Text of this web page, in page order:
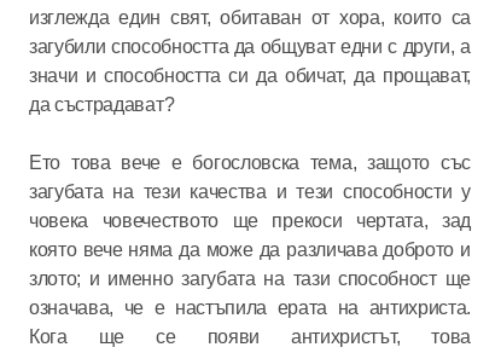
изглежда един свят, обитаван от хора, които са
загубили способността да общуват едни с други, а
значи и способността си да обичат, да прощават,
да състрадават?
Ето това вече е богословска тема, защото със
загубата на тези качества и тези способности у
човека човечеството ще прекоси чертата, зад
която вече няма да може да различава доброто и
злото; и именно загубата на тази способност ще
означава, че е настъпила ерата на антихриста.
Кога ще се появи антихристът, това